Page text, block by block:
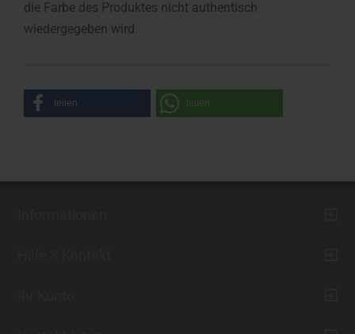
die Farbe des Produktes nicht authentisch
wiedergegeben wird.
teilen teilen